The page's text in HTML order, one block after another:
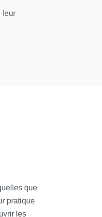
Paris
la
leur
que
pratique
les